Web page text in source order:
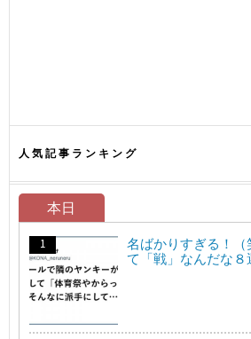
人気記事ランキング
本日
名ばかりすぎる！（
て「戦」なんだな８